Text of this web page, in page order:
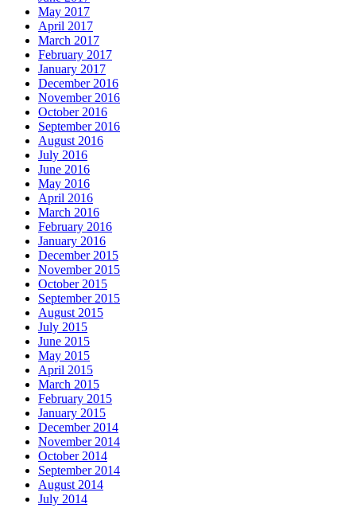
May 2017
April 2017
March 2017
February 2017
January 2017
December 2016
November 2016
October 2016
September 2016
August 2016
July 2016
June 2016
May 2016
April 2016
March 2016
February 2016
January 2016
December 2015
November 2015
October 2015
September 2015
August 2015
July 2015
June 2015
May 2015
April 2015
March 2015
February 2015
January 2015
December 2014
November 2014
October 2014
September 2014
August 2014
July 2014